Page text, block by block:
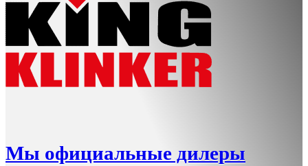
Мы официальные дилеры